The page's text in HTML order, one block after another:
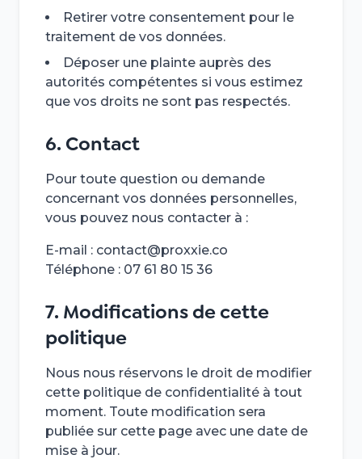
Retirer votre consentement pour le
traitement de vos données.
Déposer une plainte auprès des
autorités compétentes si vous estimez
que vos droits ne sont pas respectés.
6. Contact
Pour toute question ou demande
concernant vos données personnelles,
vous pouvez nous contacter à :
E-mail : contact@proxxie.co
Téléphone : 07 61 80 15 36
7. Modifications de cette
politique
Nous nous réservons le droit de modifier
cette politique de confidentialité à tout
moment. Toute modification sera
publiée sur cette page avec une date de
mise à jour.